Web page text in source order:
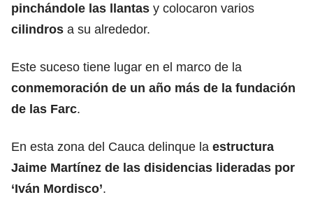
pinchándole las llantas y colocaron varios
cilindros a su alrededor.
Este suceso tiene lugar en el marco de la
conmemoración de un año más de la fundación
de las Farc.
En esta zona del Cauca delinque la estructura
Jaime Martínez de las disidencias lideradas por
‘Iván Mordisco’.